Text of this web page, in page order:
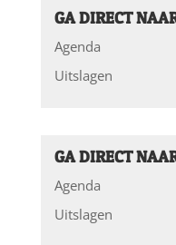
GA DIRECT
Agenda
Uitslagen
GA DIRECT
Agenda
Uitslagen